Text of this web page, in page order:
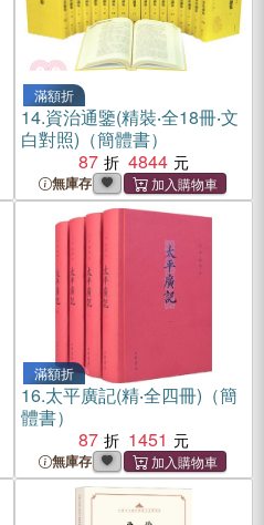
滿額折
14.資治通鑒(精裝‧全18冊‧文
白對照)（簡體書）
87
4844
無庫存
滿額折
16.太平廣記(精‧全四冊)（簡
體書）
87
1451
無庫存